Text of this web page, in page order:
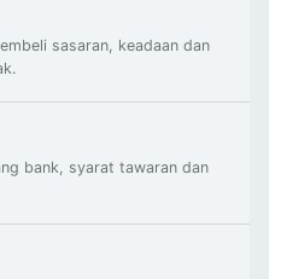
sasaran, keadaan dan
bank, syarat tawaran dan